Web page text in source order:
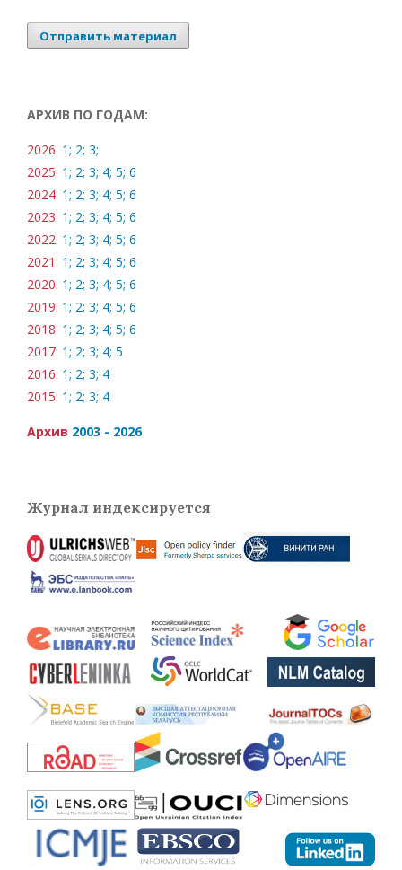
Отправить материал
АРХИВ ПО ГОДАМ:
2026: 1; 2; 3;
2025: 1; 2; 3; 4; 5; 6
2024: 1; 2; 3; 4; 5; 6
2023: 1; 2; 3; 4; 5; 6
2022: 1; 2; 3; 4; 5; 6
2021: 1; 2; 3; 4; 5; 6
2020: 1; 2; 3; 4; 5; 6
2019: 1; 2; 3; 4; 5; 6
2018: 1; 2; 3; 4; 5; 6
2017: 1; 2; 3; 4; 5
2016: 1; 2; 3; 4
2015: 1; 2; 3; 4
Архив 2003 - 2026
Журнал индексируется